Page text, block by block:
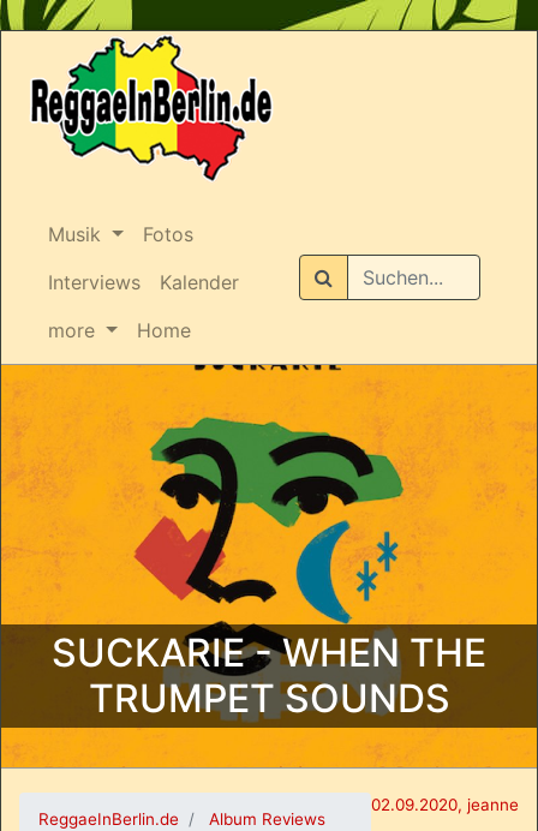
Musik
Fotos
Interviews
Kalender
more
Home
Suchen
SUCKARIE - WHEN THE
TRUMPET SOUNDS
02.09.2020, jeanne
ReggaeInBerlin.de
Album Reviews